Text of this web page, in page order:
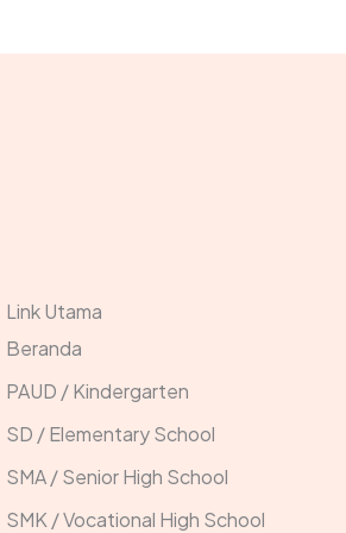
Link Utama
Beranda
PAUD / Kindergarten
SD / Elementary School
SMA / Senior High School
SMK / Vocational High School